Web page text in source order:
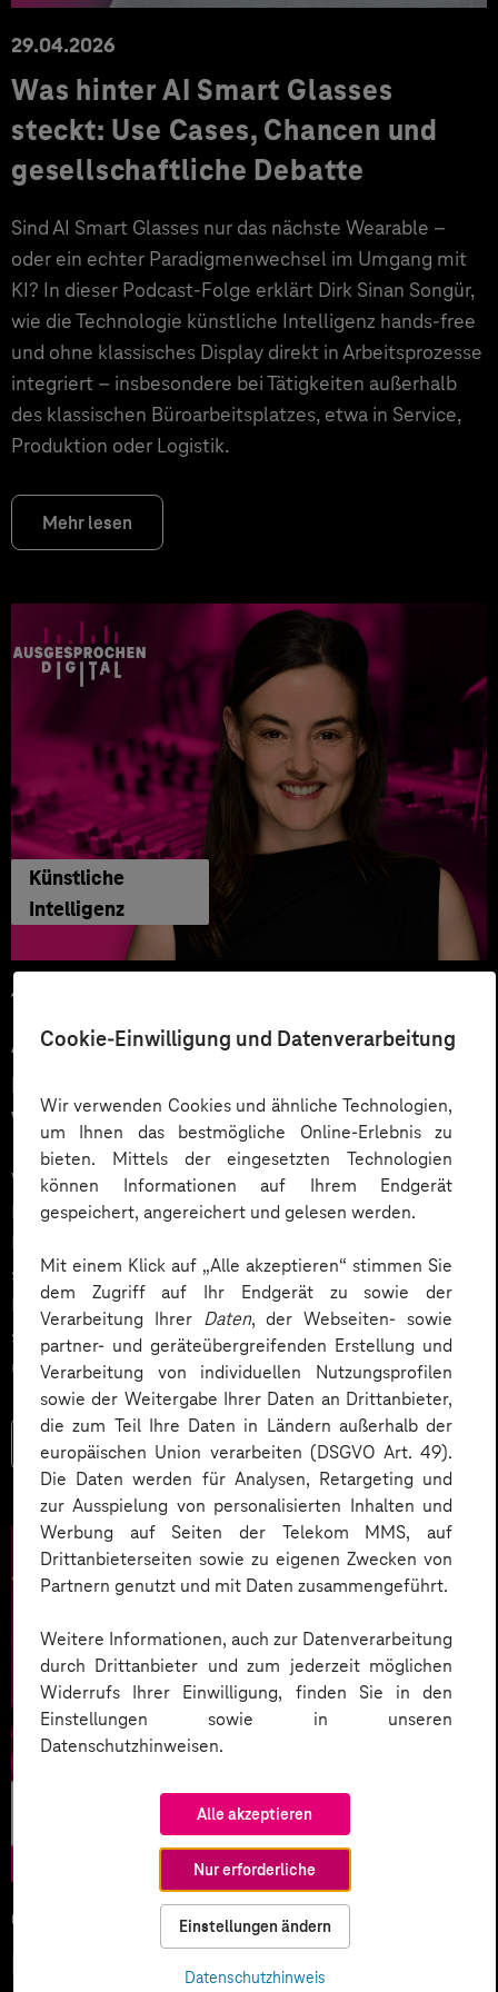
Cookie-Einwilligung und Datenverarbeitung
Wir verwenden Cookies und ähnliche Technologien,
um Ihnen das bestmögliche Online-Erlebnis zu
bieten. Mittels der eingesetzten Technologien
können Informationen auf Ihrem Endgerät
gespeichert, angereichert und gelesen werden.
Mit einem Klick auf „Alle akzeptieren“ stimmen Sie
dem Zugriff auf Ihr Endgerät zu sowie der
Verarbeitung Ihrer Daten, der Webseiten- sowie
partner- und geräteübergreifenden Erstellung und
Verarbeitung von individuellen Nutzungsprofilen
sowie der Weitergabe Ihrer Daten an Drittanbieter,
die zum Teil Ihre Daten in Ländern außerhalb der
europäischen Union verarbeiten (DSGVO Art. 49).
Die Daten werden für Analysen, Retargeting und
zur Ausspielung von personalisierten Inhalten und
Werbung auf Seiten der Telekom MMS, auf
Drittanbieterseiten sowie zu eigenen Zwecken von
Partnern genutzt und mit Daten zusammengeführt.
Weitere Informationen, auch zur Datenverarbeitung
durch Drittanbieter und zum jederzeit möglichen
Widerrufs Ihrer Einwilligung, finden Sie in den
Einstellungen sowie in unseren
Datenschutzhinweisen.
Alle akzeptieren
Nur erforderliche
Einstellungen ändern
Datenschutzhinweis
29.04.2026
Was hinter AI Smart Glasses
steckt: Use Cases, Chancen und
gesellschaftliche Debatte
Sind AI Smart Glasses nur das nächste Wearable –
oder ein echter Paradigmenwechsel im Umgang mit
KI? In dieser Podcast-Folge erklärt Dirk Sinan Songür,
wie die Technologie künstliche Intelligenz hands-free
und ohne klassisches Display direkt in Arbeitsprozesse
integriert – insbesondere bei Tätigkeiten außerhalb
des klassischen Büroarbeitsplatzes, etwa in Service,
Produktion oder Logistik.
Mehr lesen
Künstliche
Intelligenz
12.03.2026
Automatisiert gedacht,
menschlich gewünscht: Die
Wahrheit über KI im Kundendialog
Wie gelingt Conversational AI wirklich – jenseits von
Hype und „Magic Button“? Im Podcast erklärt Dr.
Laura Dreessen, warum erfolgreiche KI‑Dialogsysteme
strategische Beratung, gutes UX‑Design, klare
Prozesse und realistische Erwartungen brauchen. Ein
spannender Blick auf das Zusammenspiel von Mensch
und KI.
Mehr lesen
05.02.2026
KI-Wettlauf 2026: Innovationen,